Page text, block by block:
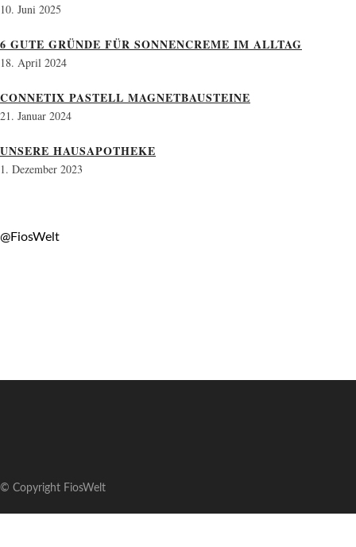
10. Juni 2025
6 GUTE GRÜNDE FÜR SONNENCREME IM ALLTAG
18. April 2024
CONNETIX PASTELL MAGNETBAUSTEINE
21. Januar 2024
UNSERE HAUSAPOTHEKE
1. Dezember 2023
@FiosWelt
© Copyright FiosWelt